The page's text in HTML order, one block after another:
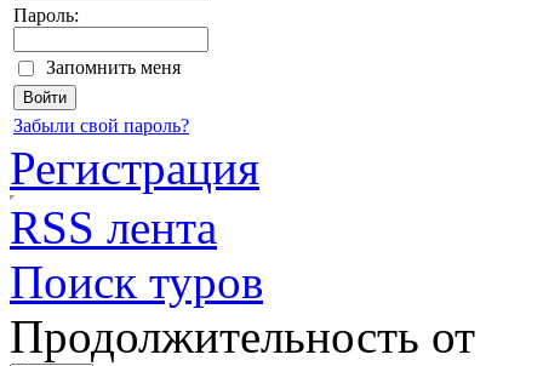
Пароль:
Запомнить меня
Забыли свой пароль?
Регистрация
RSS лента
Поиск туров
Продолжительность от